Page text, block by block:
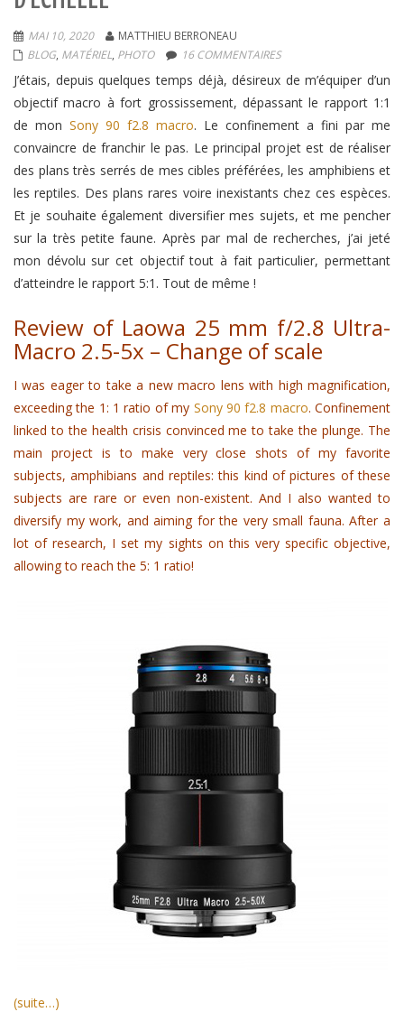
MAI 10, 2020
MATTHIEU BERRONEAU
BLOG, MATÉRIEL, PHOTO 16 COMMENTAIRES
J’étais, depuis quelques temps déjà, désireux de m’équiper d’un
objectif macro à fort grossissement, dépassant le rapport 1:1
de mon Sony 90 f2.8 macro. Le confinement a fini par me
convaincre de franchir le pas. Le principal projet est de réaliser
des plans très serrés de mes cibles préférées, les amphibiens et
les reptiles. Des plans rares voire inexistants chez ces espèces.
Et je souhaite également diversifier mes sujets, et me pencher
sur la très petite faune. Après par mal de recherches, j’ai jeté
mon dévolu sur cet objectif tout à fait particulier, permettant
d’atteindre le rapport 5:1. Tout de même !
Review of Laowa 25 mm f/2.8 Ultra-
Macro 2.5-5x – Change of scale
I was eager to take a new macro lens with high magnification,
exceeding the 1: 1 ratio of my Sony 90 f2.8 macro. Confinement
linked to the health crisis convinced me to take the plunge. The
main project is to make very close shots of my favorite
subjects, amphibians and reptiles: this kind of pictures of these
subjects are rare or even non-existent. And I also wanted to
diversify my work, and aiming for the very small fauna. After a
lot of research, I set my sights on this very specific objective,
allowing to reach the 5: 1 ratio!
(suite…)